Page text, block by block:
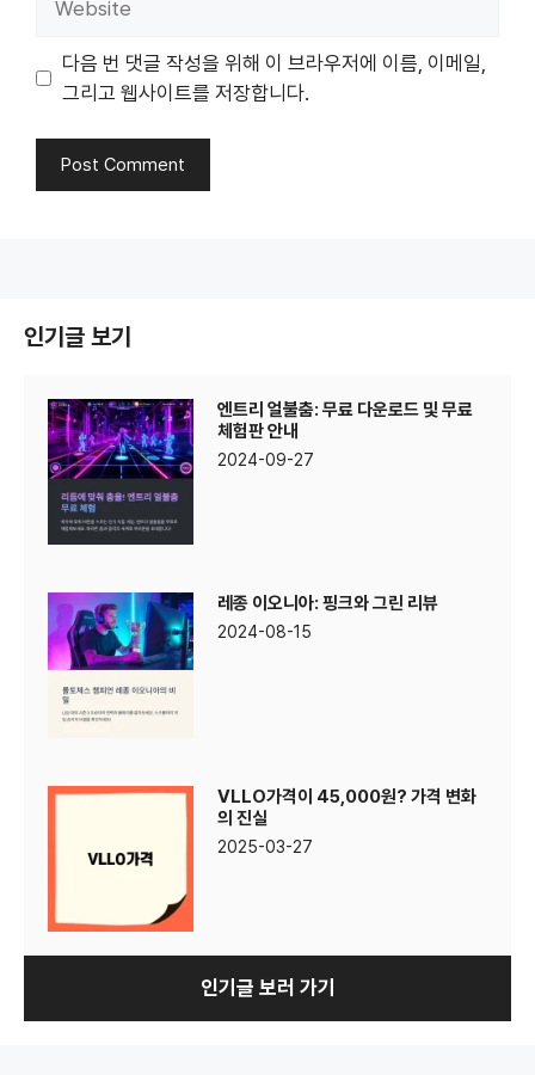
다음 번 댓글 작성을 위해 이 브라우저에 이름, 이메일,
그리고 웹사이트를 저장합니다.
인기글 보기
엔트리 얼불춤: 무료 다운로드 및 무료
체험판 안내
2024-09-27
레종 이오니아: 핑크와 그린 리뷰
2024-08-15
VLLO가격이 45,000원? 가격 변화
의 진실
2025-03-27
인기글 보러 가기